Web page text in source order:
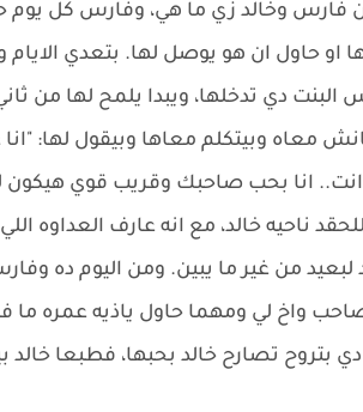
فارس وخالد زي ما هي، وفارس كل يوم
او حاول ان هو يوصل لها. بتعدي
البنت دي تدخلها، ويبدا يلمح لها من
معاه وبيتكلم معاها وبيقول لها:
انت.. انا بحب صاحبك وقريب قوي
ناحيه خالد، مع انه عارف العداوه
من غير ما يبين. ومن اليوم ده
واخ لي ومهما حاول ياذيه عمره ما
دي بتروح تصارح خالد بحبها، فطبعا